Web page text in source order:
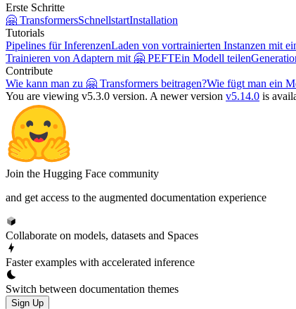
Erste Schritte
🤗 TransformersSchnellstartInstallation
Tutorials
Pipelines für InferenzenLaden von vortrainierten Instanzen mit
Trainieren von Adaptern mit 🤗 PEFTEin Modell teilen
Contribute
Wie kann man zu 🤗 Transformers beitragen?Wie fügt man ein
You are viewing v5.3.0 version. A newer version v5.14.0 is
Join the Hugging Face community
and get access to the augmented documentation experience
Collaborate on models, datasets and Spaces
Faster examples with accelerated inference
Switch between documentation themes
Sign Up